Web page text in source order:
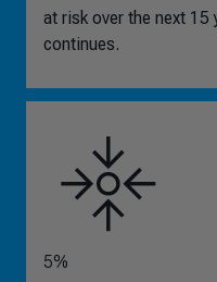
at risk over the next 15
continues.
5%